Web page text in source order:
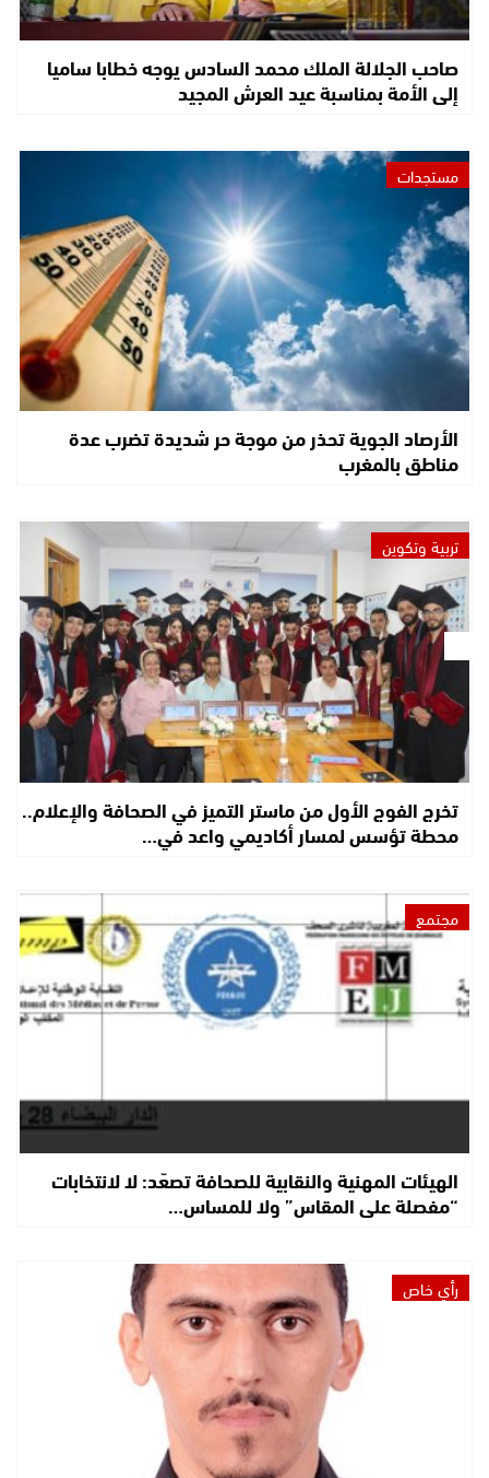
صاحب الجلالة الملك محمد السادس يوجه خطابا ساميا
إلى الأمة بمناسبة عيد العرش المجيد
مستجدات
الأرصاد الجوية تحذر من موجة حر شديدة تضرب عدة
مناطق بالمغرب
تربية وتكوين
تخرج الفوج الأول من ماستر التميز في الصحافة والإعلام..
محطة تؤسس لمسار أكاديمي واعد في…
مجتمع
الهيئات المهنية والنقابية للصحافة تصعّد: لا لانتخابات
“مفصلة على المقاس” ولا للمساس…
رأي خاص